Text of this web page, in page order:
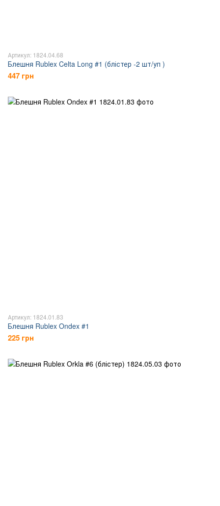
Артикул: 1824.04.68
Блешня Rublex Celta Long #1 (блістер -2 шт/уп )
447 грн
Артикул: 1824.01.83
Блешня Rublex Ondex #1
225 грн